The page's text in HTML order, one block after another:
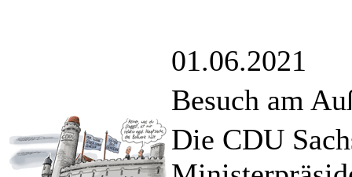
01.06.2021
Besuch am
Die CDU